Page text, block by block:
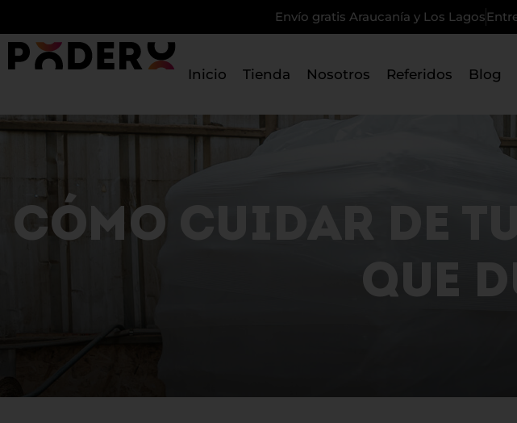
Envío gratis Araucanía y Los Lagos
Inicio Tienda Nosotros Referidos Blog
CÓMO CUIDAR DE
QUE